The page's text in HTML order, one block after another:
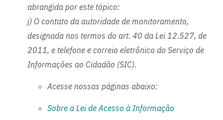
abrangida por este tópico:
j) O contato da autoridade de monitoramento,
designada nos termos do art. 40 da Lei 12.527, de
2011, e telefone e correio eletrônico do Serviço de
Informações ao Cidadão (SIC).
Acesse nossas páginas abaixo:
Sobre a Lei de Acesso à Informação